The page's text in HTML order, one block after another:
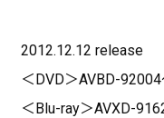
2012.12.12 release
＜DVD＞AVBD-
＜Blu-ray＞AVXD-